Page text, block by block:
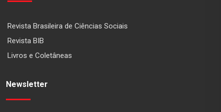
Revista Brasileira de Ciências Sociais
Revista BIB
Livros e Coletâneas
Newsletter